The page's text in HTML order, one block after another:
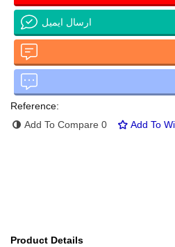
ارسال ایمیل
Reference:
Add To Compare 0 Add To
Product Details